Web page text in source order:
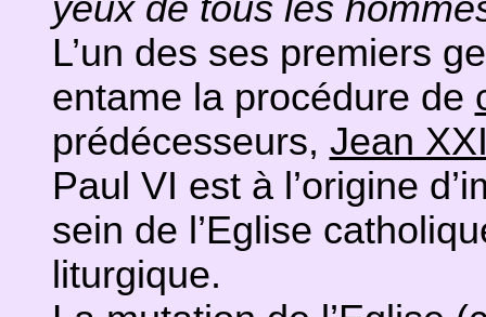
yeux de tous les
L’un des ses premiers
entame la procédure de
prédécesseurs, Jean
Paul VI est à l’origine
sein de l’Eglise
liturgique.